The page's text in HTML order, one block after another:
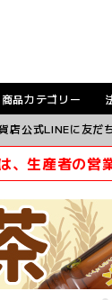
商品カテゴリー
店公式LINEに友だ
、生産者の営